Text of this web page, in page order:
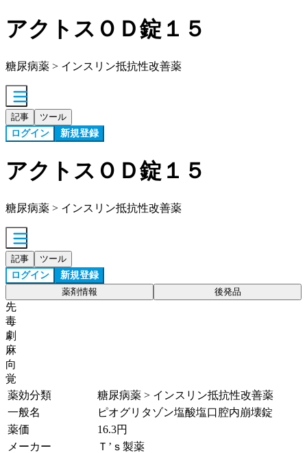
アクトスＯＤ錠１５
糖尿病薬 > インスリン抵抗性改善薬
記事 ツール
ログイン 新規登録
アクトスＯＤ錠１５
糖尿病薬 > インスリン抵抗性改善薬
記事 ツール
ログイン 新規登録
薬剤情報 後発品
先
毒
劇
麻
向
覚
薬効分類
糖尿病薬 > インスリン抵抗性改善薬
一般名
ピオグリタゾン塩酸塩口腔内崩壊錠
薬価
16.3円
メーカー
Ｔ’ｓ製薬